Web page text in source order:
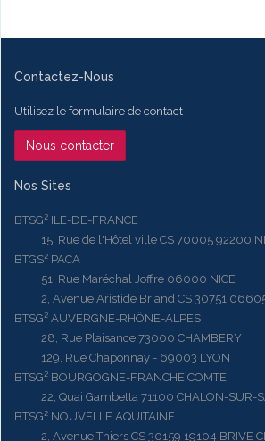
Contactez-Nous
Utilisez le formulaire de contact
Nous contacter
Nos Sites
BTSG² ILE-DE-FRANCE
15, Rue de l'Hôtel ville CS 70005 92200
BTGS² PACA
51, Rue Maréchal Joffre 06000 NICE
2, Avenue Aristide Briand CS 30751 06605
BTSG² AUVERGNE-RHÔNE-ALPES
28, Rue Plaisance 73000 CHAMBERY
129, Rue Chaponnay - 69003 LYON
BTSG² BOURGOGNE-FRANCHE COMTE
22, Quai Gambetta 71100 CHALON-SUR-
BTSG² NOUVELLE AQUITAINE
2, Avenue Thiers CS 30159 19104 BRIVE